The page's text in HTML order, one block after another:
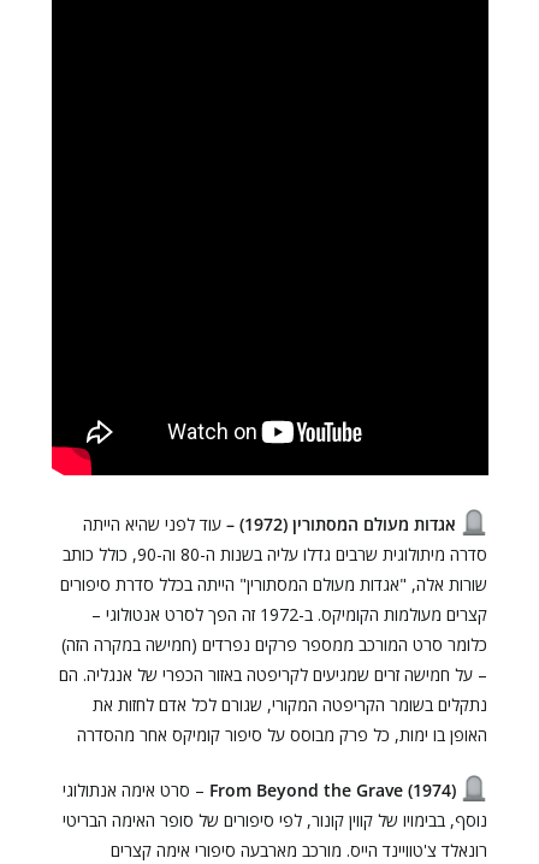
אגדות מעולם המסתורין (1972) –
עוד לפני שהיא הייתה
סדרה מיתולוגית שרבים גדלו עליה בשנות ה-80 וה-90, כולל כותב
שורות אלה, "אגדות מעולם המסתורין" הייתה בכלל סדרת סיפורים
קצרים מעולמות הקומיקס. ב-1972 זה הפך לסרט אנטולוגי –
כלומר סרט המורכב ממספר פרקים נפרדים (חמישה במקרה הזה)
– על חמישה זרים שמגיעים לקריפטה באזור הכפרי של אנגליה. הם
נתקלים בשומר הקריפטה המקורי, שגורם לכל אדם לחזות את
האופן בו ימות, כל פרק מבוסס על סיפור קומיקס אחר מהסדרה
– סרט אימה אנתולוגי
נוסף, בבימויו של קווין קונור, לפי סיפורים של סופר האימה הבריטי
רונאלד צ'טוויינד הייס. מורכב מארבעה סיפורי אימה קצרים